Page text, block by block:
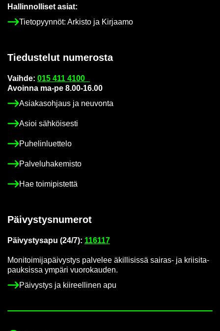
Hal­lin­nol­li­set asiat:
Tie­to­pyyn­nöt: Ar­kis­to ja Kir­jaa­mo
Tie­dus­te­lut nu­me­ros­ta
Vaih­de: 015 411 4100
Avoin­na ma-pe 8.00-16.00
Asia­kas­oh­jaus ja neu­von­ta
Asioi säh­köi­ses­ti
Pu­he­lin­luet­te­lo
Pal­ve­lu­ha­ke­mis­to
Hae toi­mi­pis­tet­tä
Päi­vys­tys­nu­me­rot
Päi­vys­tys­a­pu (24/7): 116117
Mo­ni­toi­mi­ja­päi­vys­tys pal­ve­lee äkil­li­sis­sä sairas-​ ja krii­si­ta­
pauk­sis­sa ym­pä­ri vuo­ro­kau­den.
Päi­vys­tys ja kii­reel­li­nen apu